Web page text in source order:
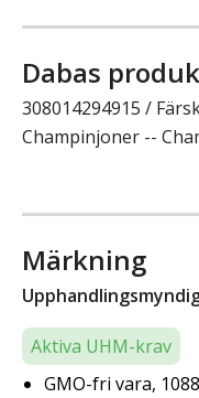
Dabas
308014294915 /
Champinjoner --
Märkning
Aktiva UHM-krav
GMO-fri vara,